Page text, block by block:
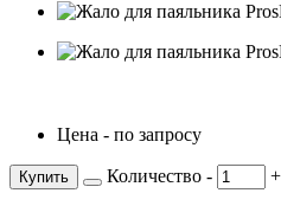
Цена - по запросу
Купить Количество - +